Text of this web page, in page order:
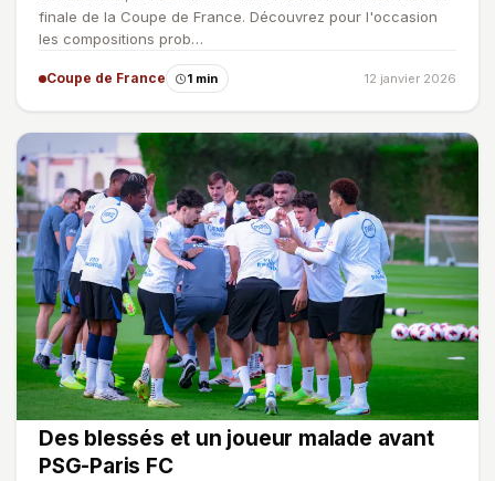
finale de la Coupe de France. Découvrez pour l'occasion
les compositions prob…
Coupe de France 1 min 12 janvier 2026
Des blessés et un joueur malade avant
PSG-Paris FC